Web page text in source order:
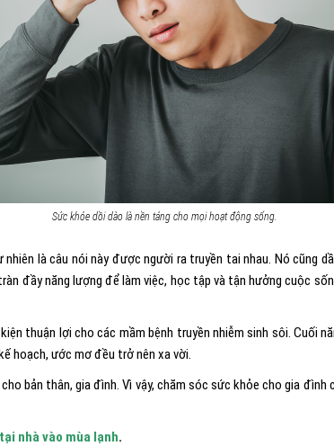
Sức khỏe dồi dào là nền tảng cho mọi hoạt động sống.
là câu nói này được người ra truyền tai nhau. Nó cũng
đầy năng lượng để làm việc, học tập và tận hưởng cuộc
thuận lợi cho các mầm bệnh truyền nhiễm sinh sôi. Cuối
hoạch, ước mơ đều trở nên xa vời.
bản thân, gia đình. Vì vậy, chăm sóc sức khỏe cho gia đình
nhà vào mùa lạnh.